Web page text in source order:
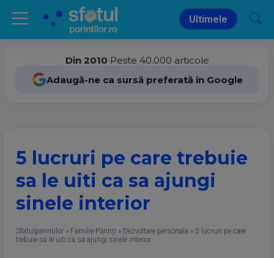
Ultimele
Din 2010•Peste 40.000 articole
Adaugă-ne ca sursă preferată în Google
5 lucruri pe care trebuie
sa le uiti ca sa ajungi
sinele interior
Sfatulparintilor » Familie-Părinţi » Dezvoltare personala » 5 lucruri pe care
trebuie sa le uiti ca sa ajungi sinele interior